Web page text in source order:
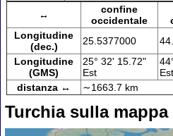
↔
confine
occidentale
Longitudine
(dec.)
25.5377000
Longitudine
(GMS)
25° 32' 15.72"
Est
Est
distanza ↔
∼1663.7 km
Turchia sulla